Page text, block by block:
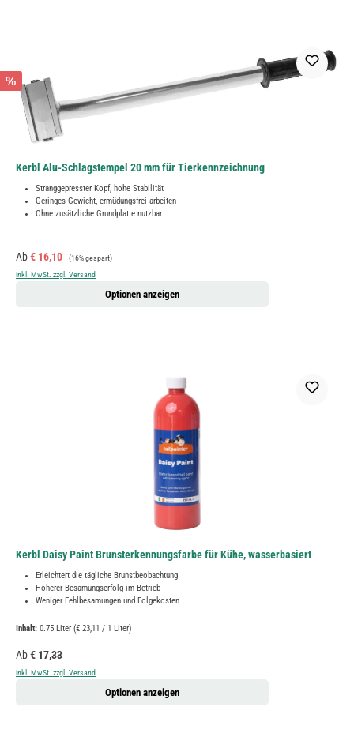
%
Kerbl Alu-Schlagstempel 20 mm für Tierkennzeichnung
Stranggepresster Kopf, hohe Stabilität
Geringes Gewicht, ermüdungsfrei arbeiten
Ohne zusätzliche Grundplatte nutzbar
Verkaufspreis:
Ab€ 16,10 Regulärer Preis:
(16% gespart)
inkl. MwSt. zzgl. Versand
Optionen anzeigen
Kerbl Daisy Paint Brunsterkennungsfarbe für Kühe, wasserbasiert
Erleichtert die tägliche Brunstbeobachtung
Höherer Besamungserfolg im Betrieb
Weniger Fehlbesamungen und Folgekosten
Inhalt: 0.75 Liter (€ 23,11 / 1 Liter)
Regulärer Preis:
Ab€ 17,33
inkl. MwSt. zzgl. Versand
Optionen anzeigen